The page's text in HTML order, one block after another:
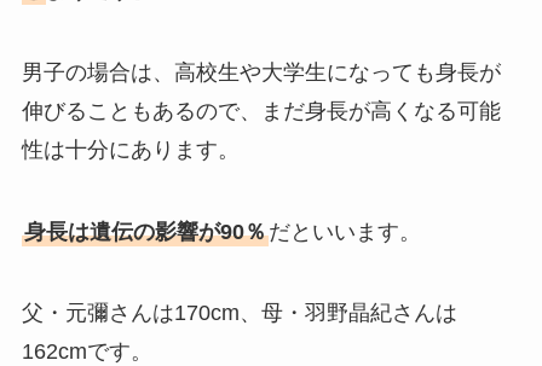
男子の場合は、高校生や大学生になっても身長が
伸びることもあるので、まだ身長が高くなる可能
性は十分にあります。
身長は遺伝の影響が90％だといいます。
父・元彌さんは170cm、母・羽野晶紀さんは
162cmです。